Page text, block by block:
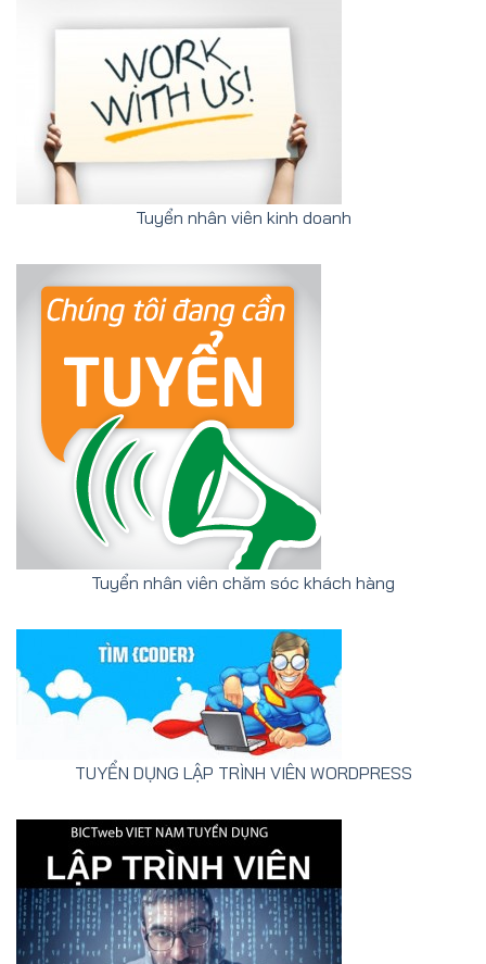
Tuyển nhân viên kinh doanh
Tuyển nhân viên chăm sóc khách hàng
TUYỂN DỤNG LẬP TRÌNH VIÊN WORDPRESS